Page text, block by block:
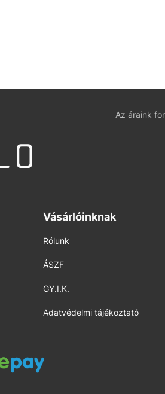
Az áraink
Vásárlóinknak
Rólunk
ÁSZF
GY.I.K.
Adatvédelmi tájékoztató